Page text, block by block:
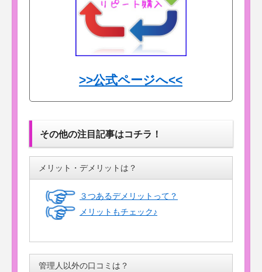
>>公式ページへ<<
その他の注目記事はコチラ！
メリット・デメリットは？
３つあるデメリットって？
メリットもチェック♪
管理人以外の口コミは？